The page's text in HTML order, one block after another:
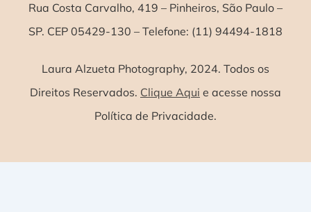
Rua Costa Carvalho, 419 – Pinheiros, São Paulo –
SP. CEP 05429-130 – Telefone: (11) 94494-1818
Laura Alzueta Photography, 2024. Todos os
Direitos Reservados. Clique Aqui e acesse nossa
Política de Privacidade.